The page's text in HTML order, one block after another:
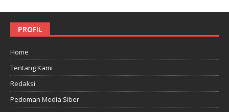
PROFIL
Home
Tentang Kami
Redaksi
Pedoman Media Siber